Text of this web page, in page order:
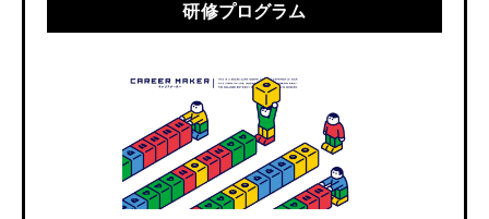
研修プログラム